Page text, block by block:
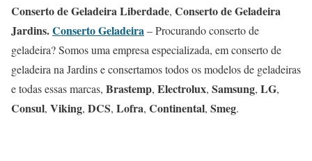
Conserto de Geladeira Liberdade, Conserto de Geladeira
Jardins.Conserto Geladeira– Procurando conserto de
geladeira? Somos uma empresa especializada, em conserto de
geladeira na Jardins e consertamos todos os modelos de geladeiras
e todas essas marcas, Brastemp, Electrolux, Samsung, LG,
Consul, Viking, DCS, Lofra, Continental, Smeg.